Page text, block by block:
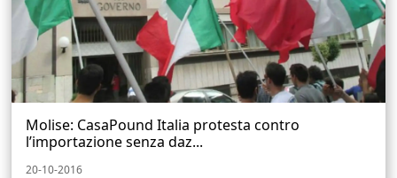
Molise: CasaPound Italia protesta contro
l’importazione senza daz...
20-10-2016